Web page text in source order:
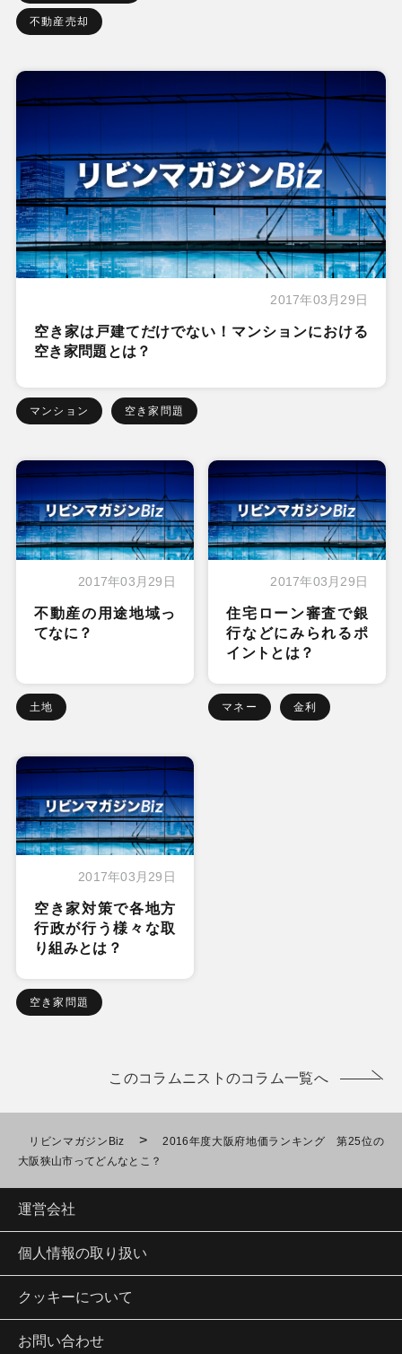
不動産売却
2017年03月29日
空き家は戸建てだけでない！マンションにおける
空き家問題とは？
マンション 空き家問題
2017年03月29日
不動産の用途地域っ
てなに？
土地
2017年03月29日
住宅ローン審査で銀
行などにみられるポ
イントとは？
マネー 金利
2017年03月29日
空き家対策で各地方
行政が行う様々な取
り組みとは？
空き家問題
このコラムニストのコラム一覧へ
リビンマガジンBiz >
2016年度大阪府地価ランキング 第25位の
大阪狭山市ってどんなとこ？
運営会社
個人情報の取り扱い
クッキーについて
お問い合わせ